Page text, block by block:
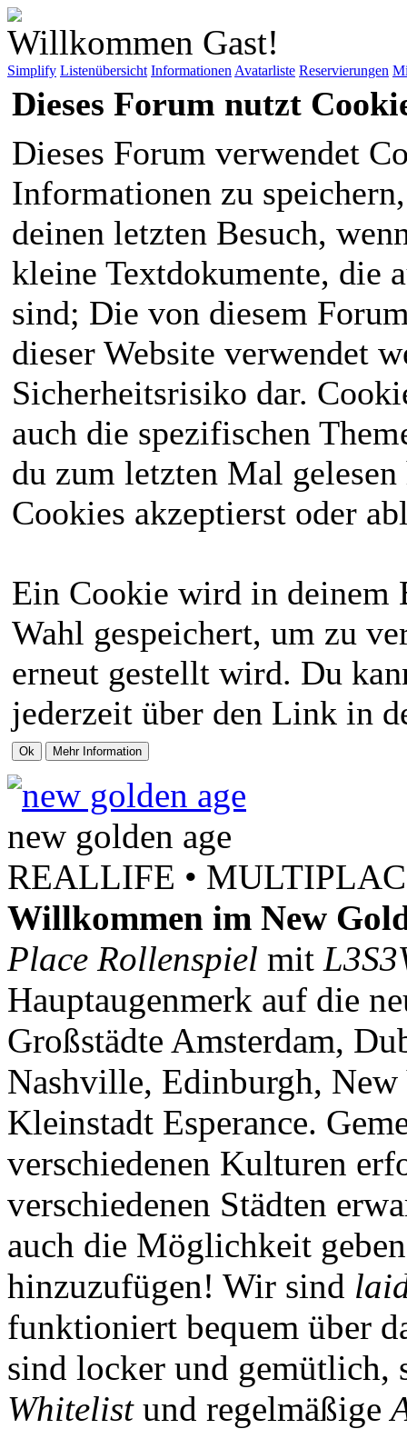
Willkommen Gast!
Simplify Listenübersicht Informationen Avatarliste Reservierungen
Dieses Forum nutzt
Dieses Forum verwendet
Informationen zu
deinen letzten Besuch,
kleine Textdokumente, die
sind; Die von diesem
dieser Website verwendet
Sicherheitsrisiko dar.
auch die spezifischen
du zum letzten Mal
Cookies akzeptierst oder
Ein Cookie wird in deinem
Wahl gespeichert, um zu
erneut gestellt wird. Du
jederzeit über den Link in
new golden age
REALLIFE •
Willkommen im New
Place Rollenspiel mit
Hauptaugenmerk auf die
Großstädte Amsterdam,
Nashville, Edinburgh,
Kleinstadt Esperance.
verschiedenen Kulturen
verschiedenen Städten
auch die Möglichkeit
hinzuzufügen! Wir sind
funktioniert bequem über
sind locker und gemütlich,
Whitelistund regelmäßige